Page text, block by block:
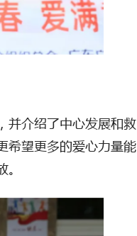
并介绍了中心发展和救
希望更多的爱心力量能